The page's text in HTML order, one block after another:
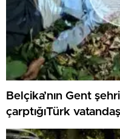
Belçika’nın Gent
çarptığıTürk